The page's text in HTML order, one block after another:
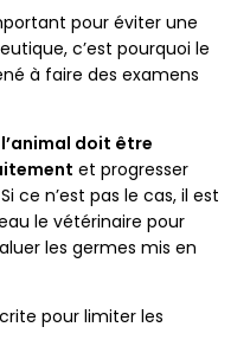
pour éviter une
c’est pourquoi le
à faire des examens
doit être
et progresser
ce n’est pas le cas, il est
le vétérinaire pour
les germes mis en
pour limiter les